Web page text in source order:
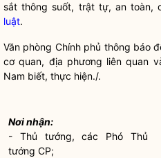
sắt thông suốt, trật tự, an toàn,
luật.
Văn phòng Chính phủ thông báo
cơ quan, địa phương liên quan
Nam biết, thực hiện./.
Nơi nhận:
- Thủ tướng, các Phó Thủ
tướng CP;